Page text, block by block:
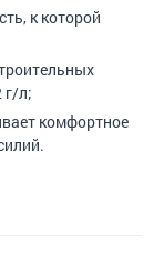
к которой
г/л;
комфортное